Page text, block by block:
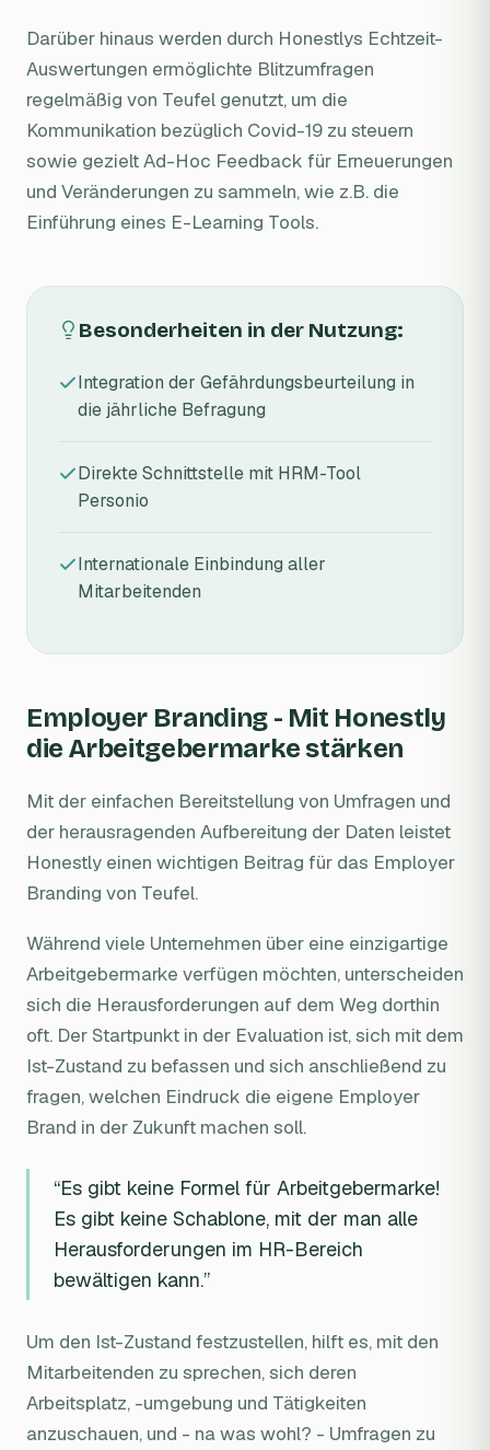
Darüber hinaus werden durch Honestlys Echtzeit-
Auswertungen ermöglichte Blitzumfragen
regelmäßig von Teufel genutzt, um die
Kommunikation bezüglich Covid-19 zu steuern
sowie gezielt Ad-Hoc Feedback für Erneuerungen
und Veränderungen zu sammeln, wie z.B. die
Einführung eines E-Learning Tools.
Besonderheiten in der Nutzung:
Integration der Gefährdungsbeurteilung in
die jährliche Befragung
Direkte Schnittstelle mit HRM-Tool
Personio
Internationale Einbindung aller
Mitarbeitenden
Employer Branding - Mit Honestly
die Arbeitgebermarke stärken
Mit der einfachen Bereitstellung von Umfragen und
der herausragenden Aufbereitung der Daten leistet
Honestly einen wichtigen Beitrag für das Employer
Branding von Teufel.
Während viele Unternehmen über eine einzigartige
Arbeitgebermarke verfügen möchten, unterscheiden
sich die Herausforderungen auf dem Weg dorthin
oft. Der Startpunkt in der Evaluation ist, sich mit dem
Ist-Zustand zu befassen und sich anschließend zu
fragen, welchen Eindruck die eigene Employer
Brand in der Zukunft machen soll.
“Es gibt keine Formel für Arbeitgebermarke!
Es gibt keine Schablone, mit der man alle
Herausforderungen im HR-Bereich
bewältigen kann.”
Um den Ist-Zustand festzustellen, hilft es, mit den
Mitarbeitenden zu sprechen, sich deren
Arbeitsplatz, -umgebung und Tätigkeiten
anzuschauen, und - na was wohl? - Umfragen zu